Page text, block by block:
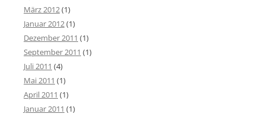
März 2012(1)
Januar 2012(1)
Dezember 2011 (1)
September 2011 (1)
Juli 2011 (4)
Mai 2011 (1)
April 2011 (1)
Januar 2011 (1)